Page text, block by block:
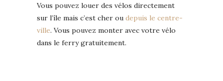
Vous pouvez louer des vélos directement
sur l’île mais c’est cher ou depuis le centre-
ville. Vous pouvez monter avec votre vélo
dans le ferry gratuitement.